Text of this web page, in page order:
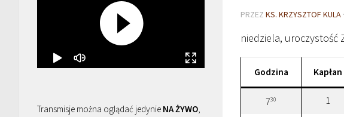
PRZEZ KS. KRZYSZTOF KULA ·
niedziela, uroczystość
Godzina Kapłan
730 1
Transmisje można oglądać jedynie NA ŻYWO,